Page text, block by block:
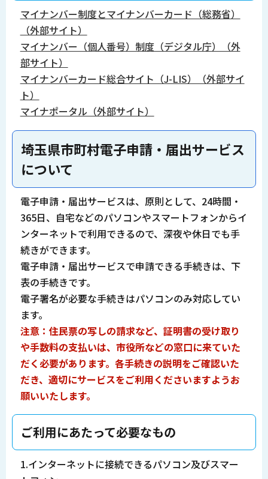
マイナンバー制度とマイナンバーカード（総務省）
（外部サイト）
マイナンバー（個人番号）制度（デジタル庁）（外
部サイト）
マイナンバーカード総合サイト（J-LIS）（外部サイ
ト）
マイナポータル（外部サイト）
埼玉県市町村電子申請・届出サービス
について
電子申請・届出サービスは、原則として、24時間・
365日、自宅などのパソコンやスマートフォンからイ
ンターネットで利用できるので、深夜や休日でも手
続きができます。
電子申請・届出サービスで申請できる手続きは、下
表の手続きです。
電子署名が必要な手続きはパソコンのみ対応してい
ます。
注意：住民票の写しの請求など、証明書の受け取り
や手数料の支払いは、市役所などの窓口に来ていた
だく必要があります。各手続きの説明をご確認いた
だき、適切にサービスをご利用くださいますようお
願いいたします。
ご利用にあたって必要なもの
1.インターネットに接続できるパソコン及びスマー